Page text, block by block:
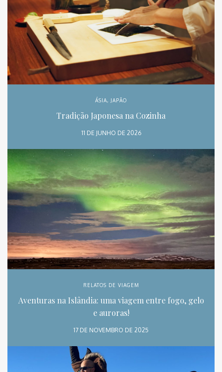
ÁSIA, JAPÃO
Tradição Japonesa na Cozinha
11 DE JUNHO DE 2026
RELATOS DE VIAGEM
Aventuras na Islândia: uma viagem entre fogo, gelo
e auroras!
17 DE NOVEMBRO DE 2025